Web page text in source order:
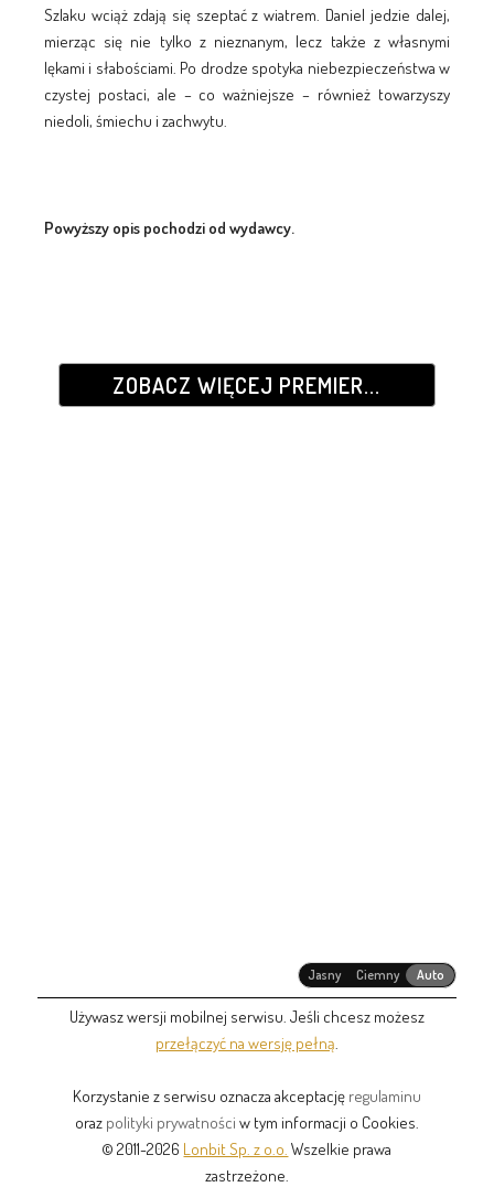
Szlaku wciąż zdają się szeptać z wiatrem. Daniel jedzie dalej,
mierząc się nie tylko z nieznanym, lecz także z własnymi
lękami i słabościami. Po drodze spotyka niebezpieczeństwa w
czystej postaci, ale – co ważniejsze – również towarzyszy
niedoli, śmiechu i zachwytu.
Powyższy opis pochodzi od wydawcy.
ZOBACZ WIĘCEJ PREMIER...
Jasny Ciemny Auto
Używasz wersji mobilnej serwisu. Jeśli chcesz możesz
przełączyć na wersję pełną
Korzystanie z serwisu oznacza akceptację regulaminu
oraz polityki prywatności w tym informacji o Cookies.
© 2011-2026 Lonbit Sp. z o.o. Wszelkie prawa
zastrzeżone.